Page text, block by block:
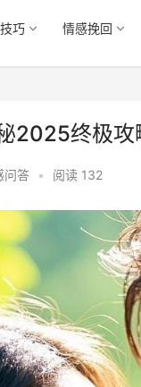
巧 情感挽回
2025终极
问答 • 阅读 132
怎么挽